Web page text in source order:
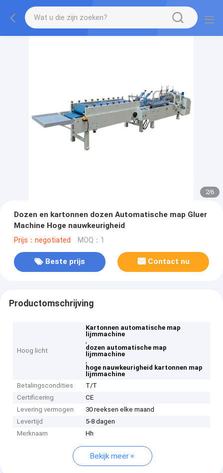
2/6
Dozen en kartonnen dozen Automatische map Gluer
Machine Hoge nauwkeurigheid
Prijs：negotiated MOQ：1
Beste prijs Contact nu
Productomschrijving
Hoog licht
Kartonnen automatische map
lijmmachine
,
dozen automatische map
lijmmachine
,
hoge nauwkeurigheid kartonnen map
lijmmachine
Betalingscondities
T/T
Certificering
CE
Levering vermogen
30 reeksen elke maand
Levertijd
5-8 dagen
Merknaam
Hh
Bekijk meer